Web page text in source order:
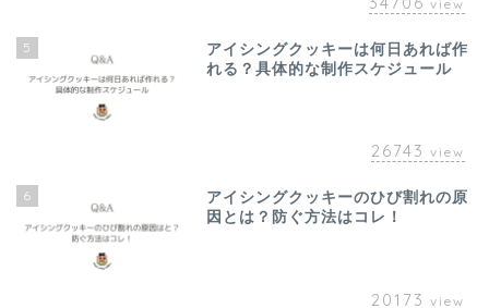
view
5
アイシングクッキーは何日あれば作
れる？具体的な制作スケジュール
26743 view
6
アイシングクッキーのひび割れの原
因とは？防ぐ方法はコレ！
20173 view